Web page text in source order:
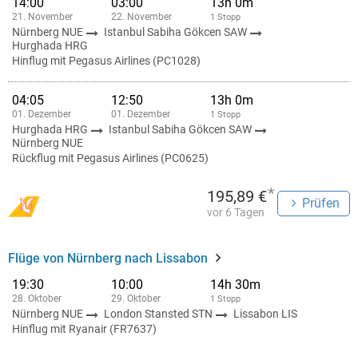
21. November 22. November 1 Stopp
Nürnberg NUE
Istanbul Sabiha Gökcen SAW
Hurghada HRG
Hinflug mit Pegasus Airlines (PC1028)
04:05
01. Dezember
12:50
01. Dezember
13h 0m
1 Stopp
Hurghada HRG
Istanbul Sabiha Gökcen SAW
Nürnberg NUE
Rückflug mit Pegasus Airlines (PC0625)
195,89 €*
vor 6 Tagen
Prüfen
Flüge von Nürnberg nach Lissabon
19:30
28. Oktober
10:00
29. Oktober
14h 30m
1 Stopp
Nürnberg NUE London Stansted STN
Lissabon LIS
Hinflug mit Ryanair (FR7637)